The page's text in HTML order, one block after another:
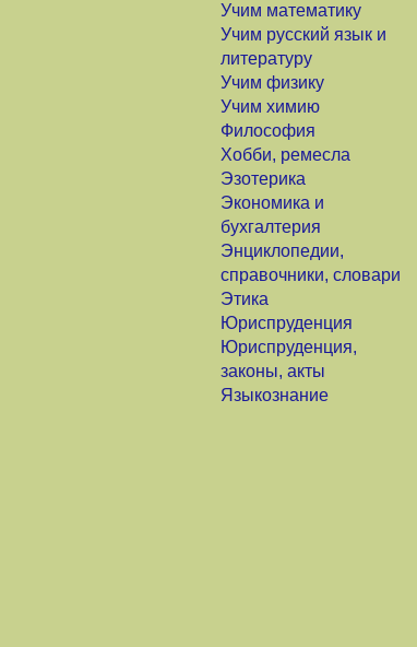
Учим математику
Учим русский язык и
литературу
Учим физику
Учим химию
Философия
Хобби, ремесла
Эзотерика
Экономика и
бухгалтерия
Энциклопедии,
справочники, словари
Этика
Юриспруденция
Юриспруденция,
законы, акты
Языкознание